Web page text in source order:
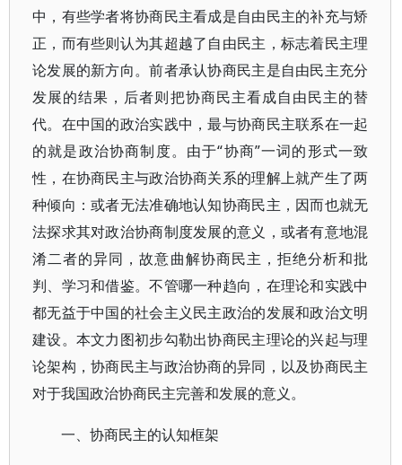
中，有些学者将协商民主看成是自由民主的补充与矫
正，而有些则认为其超越了自由民主，标志着民主理
论发展的新方向。前者承认协商民主是自由民主充分
发展的结果，后者则把协商民主看成自由民主的替
代。在中国的政治实践中，最与协商民主联系在一起
的就是政治协商制度。由于“协商”一词的形式一致
性，在协商民主与政治协商关系的理解上就产生了两
种倾向：或者无法准确地认知协商民主，因而也就无
法探求其对政治协商制度发展的意义，或者有意地混
淆二者的异同，故意曲解协商民主，拒绝分析和批
判、学习和借鉴。不管哪一种趋向，在理论和实践中
都无益于中国的社会主义民主政治的发展和政治文明
建设。本文力图初步勾勒出协商民主理论的兴起与理
论架构，协商民主与政治协商的异同，以及协商民主
对于我国政治协商民主完善和发展的意义。
一、协商民主的认知框架